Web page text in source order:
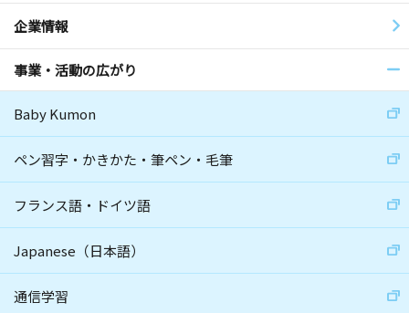
企業情報
事業・活動の広がり
Baby Kumon
ペン習字・かきかた・筆ペン・毛筆
フランス語・ドイツ語
Japanese（日本語）
通信学習